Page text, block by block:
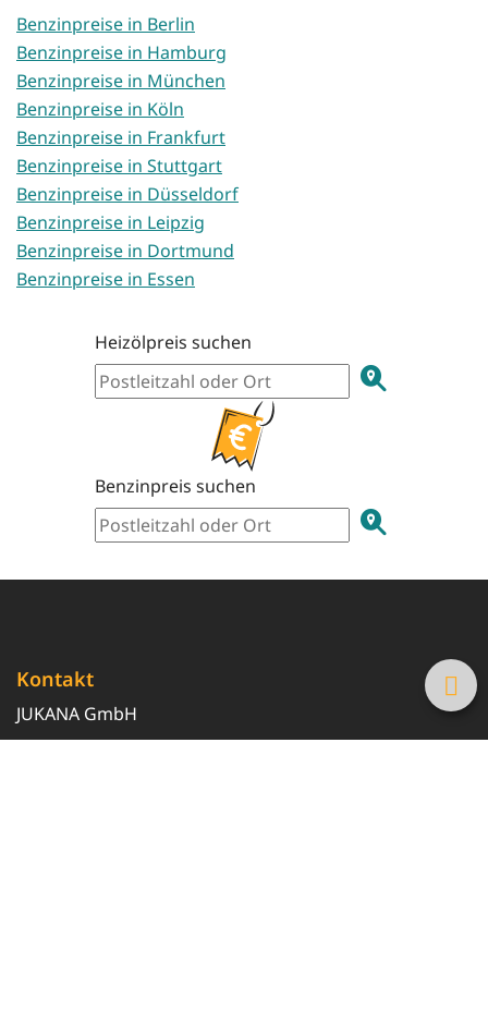
Benzinpreise in Berlin
Benzinpreise in Hamburg
Benzinpreise in München
Benzinpreise in Köln
Benzinpreise in Frankfurt
Benzinpreise in Stuttgart
Benzinpreise in Düsseldorf
Benzinpreise in Leipzig
Benzinpreise in Dortmund
Benzinpreise in Essen
Heizölpreis suchen
Benzinpreis suchen
Kontakt
JUKANA GmbH